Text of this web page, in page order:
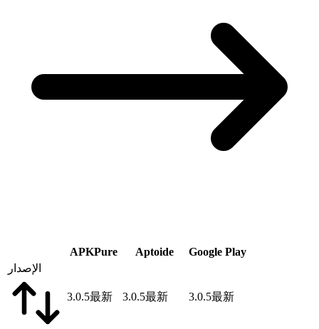
APKPure Aptoide
Google Play
الإصدار
3.0.5最新 3.0.5最新 3.0.5最新